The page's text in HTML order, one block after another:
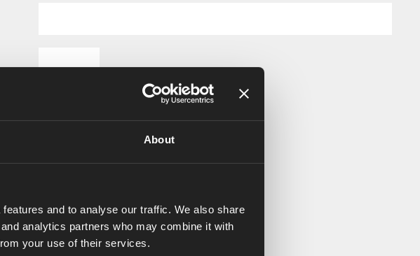
About
and to analyse our traffic. We also share
analytics partners who may combine it with
your use of their services.